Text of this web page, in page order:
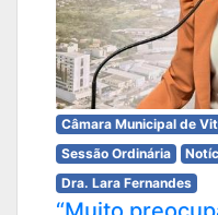
Câmara Municipal de
Sessão Ordinária
Dra. Lara Fernandes